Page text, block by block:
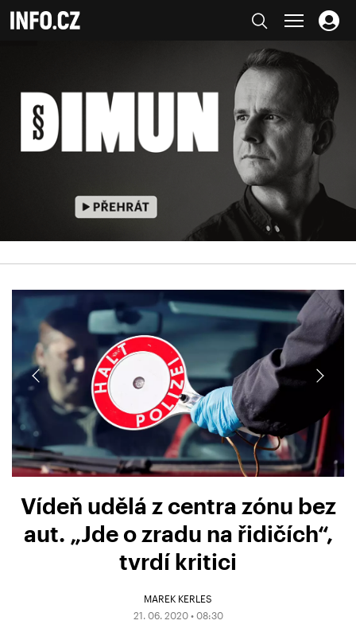
Vídeň udělá z centra zónu bez
aut. „Jde o zradu na řidičích“,
tvrdí kritici
MAREK KERLES
21. 06. 2020 • 08:30